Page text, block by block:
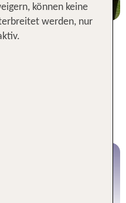
können keine
werden, nur